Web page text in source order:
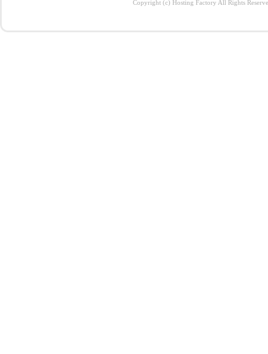
Copyright (c) Hosting Factory All Rights